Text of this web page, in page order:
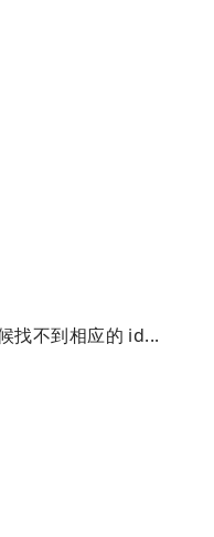
找不到相应的 id...